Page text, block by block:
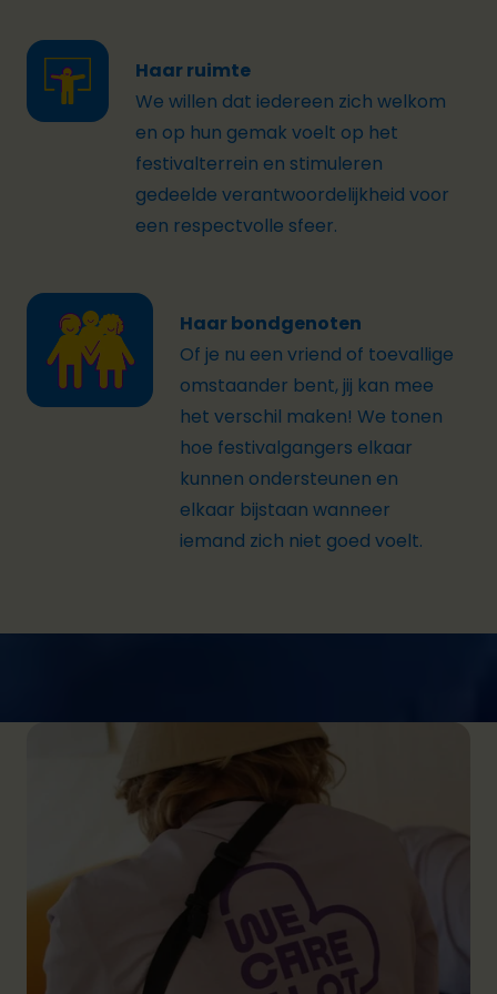
Haar ruimte
We willen dat iedereen zich welkom
en op hun gemak voelt op het
festivalterrein en stimuleren
gedeelde verantwoordelijkheid voor
een respectvolle sfeer.
Haar bondgenoten
Of je nu een vriend of toevallige
omstaander bent, jij kan mee
het verschil maken! We tonen
hoe festivalgangers elkaar
kunnen ondersteunen en
elkaar bijstaan wanneer
iemand zich niet goed voelt.